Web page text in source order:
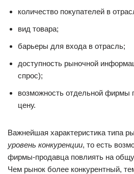
количество покупателей в
вид товара;
барьеры для входа в отрасль;
доступность рыночной
спрос);
возможность отдельной фирмы
цену.
Важнейшая характеристика типа
уровень конкуренции, то есть
фирмы-продавца повлиять на
Чем рынок более конкурентный,